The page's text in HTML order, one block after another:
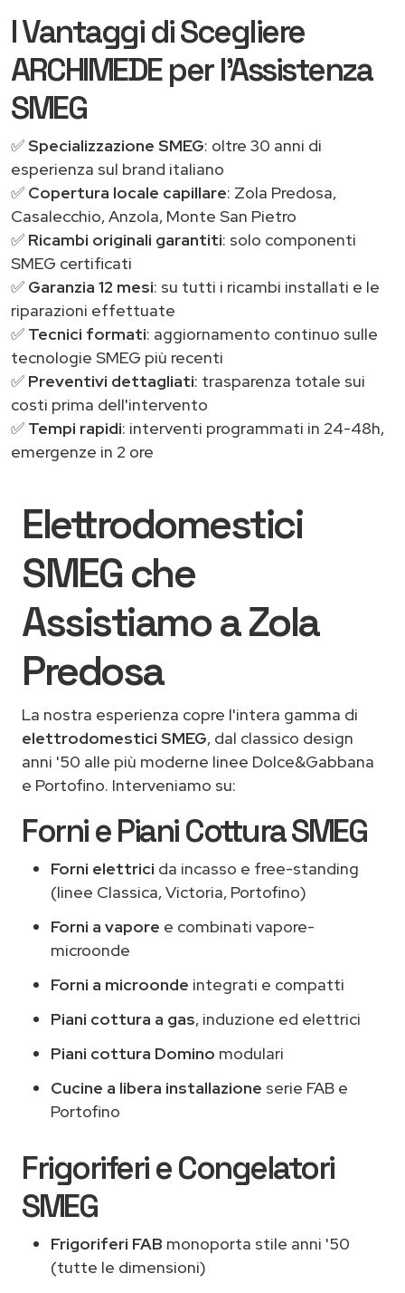
I Vantaggi di Scegliere
ARCHIMEDE per l'Assistenza
SMEG
✅Specializzazione SMEG: oltre 30 anni di
esperienza sul brand italiano
✅ Copertura locale capillare: Zola Predosa,
Casalecchio, Anzola, Monte San Pietro
✅ Ricambi originali garantiti: solo componenti
SMEG certificati
✅ Garanzia 12 mesi: su tutti i ricambi installati e le
riparazioni effettuate
✅ Tecnici formati: aggiornamento continuo sulle
tecnologie SMEG più recenti
✅ Preventivi dettagliati: trasparenza totale sui
costi prima dell'intervento
✅ Tempi rapidi: interventi programmati in 24-48h,
emergenze in 2 ore
Elettrodomestici
SMEG che
Assistiamo a Zola
Predosa
La nostra esperienza copre l'intera gamma di
elettrodomestici SMEG, dal classico design
anni '50 alle più moderne linee Dolce&Gabbana
e Portofino. Interveniamo su:
Forni e Piani Cottura SMEG
Forni elettrici da incasso e free-standing
(linee Classica, Victoria, Portofino)
Forni a vapore e combinati vapore-
microonde
Forni a microonde integrati e compatti
Piani cottura a gas, induzione ed elettrici
Piani cottura Domino modulari
Cucine a libera installazione serie FAB e
Portofino
Frigoriferi e Congelatori
SMEG
Frigoriferi FAB monoporta stile anni '50
(tutte le dimensioni)